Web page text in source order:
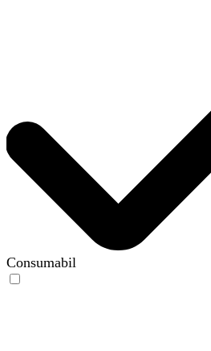
Consumabil